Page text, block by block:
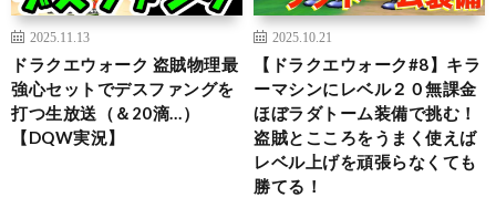
2025.11.13
ドラクエウォーク 盗賊物理最
強心セットでデスファングを
打つ生放送（＆20滴…）
【DQW実況】
2025.10.21
【ドラクエウォーク#8】キラ
ーマシンにレベル２０無課金
ほぼラダトーム装備で挑む！
盗賊とこころをうまく使えば
レベル上げを頑張らなくても
勝てる！